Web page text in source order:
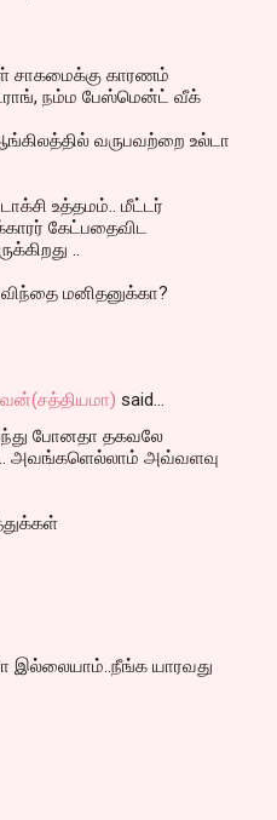
சாகமைக்கு காரணம்
நம்ம பேஸ்மென்ட் வீக்
வருபவற்றை உல்டா
உத்தமம்.. மீட்டர்
கேட்பதைவிட
..
மனிதனுக்கா?
said…
போனதா தகவலே
அவங்களெல்லாம் அவ்வளவு
இல்லையாம்..நீங்க யாரவது